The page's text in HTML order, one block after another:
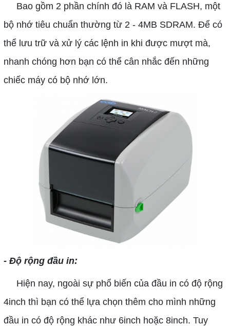
Bao gồm 2 phần chính đó là RAM và FLASH, một
bộ nhớ tiêu chuẩn thường từ 2 - 4MB SDRAM. Để có
thể lưu trữ và xử lý các lệnh in khi được mượt mà,
nhanh chóng hơn bạn có thể cân nhắc đến những
chiếc máy có bộ nhớ lớn.
- Độ rộng đầu in:
Hiện nay, ngoài sự phổ biến của đầu in có độ rộng
4inch thì bạn có thể lựa chọn thêm cho mình những
đầu in có độ rộng khác như 6inch hoặc 8inch. Tuy